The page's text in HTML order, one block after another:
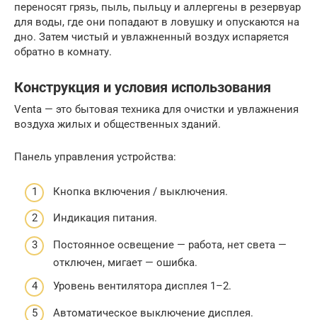
переносят грязь, пыль, пыльцу и аллергены в резервуар
для воды, где они попадают в ловушку и опускаются на
дно. Затем чистый и увлажненный воздух испаряется
обратно в комнату.
Конструкция и условия использования
Venta — это бытовая техника для очистки и увлажнения
воздуха жилых и общественных зданий.
Панель управления устройства:
Кнопка включения / выключения.
Индикация питания.
Постоянное освещение — работа, нет света —
отключен, мигает — ошибка.
Уровень вентилятора дисплея 1–2.
Автоматическое выключение дисплея.